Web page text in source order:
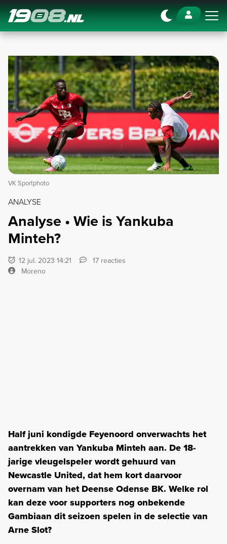
Navigation
VK Sportphoto
ANALYSE
Analyse • Wie is Yankuba
Minteh?
12 jul. 2023 14:21
17 reacties
Moreno
Half juni kondigde Feyenoord onverwachts het
aantrekken van Yankuba Minteh aan. De 18-
jarige vleugelspeler wordt gehuurd van
Newcastle United, dat hem kort daarvoor
overnam van het Deense Odense BK. Welke rol
kan deze voor supporters nog onbekende
Gambiaan dit seizoen spelen in de selectie van
Arne Slot?